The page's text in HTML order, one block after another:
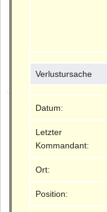
Verlustursache
Datum:
Letzter
Kommandant:
Ort:
Position: